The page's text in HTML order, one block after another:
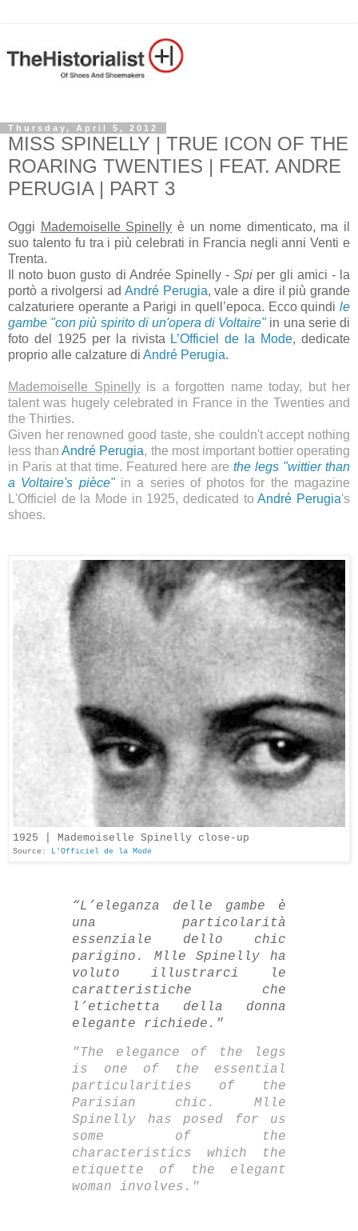
Thursday, April 5, 2012
MISS SPINELLY | TRUE ICON OF THE
ROARING TWENTIES | FEAT. ANDRE
PERUGIA | PART 3
Oggi Mademoiselle Spinelly è un nome dimenticato, ma il
suo talento fu tra i più celebrati in Francia negli anni Venti e
Trenta.
Il noto buon gusto di Andrée Spinelly -Spi per gli amici - la
portò a rivolgersi ad André Perugia, vale a dire il più grande
calzaturiere operante a Parigi in quell’epoca. Ecco quindi le
gambe "con più spirito di un'opera di Voltaire"in una serie di
foto del 1925 per la rivista L’Officiel de la Mode, dedicate
proprio alle calzature di André Perugia.
Mademoiselle Spinellyis a forgotten name today, but her
talent was hugely celebrated in France in the Twenties and
the Thirties.
Given her renowned good taste, she couldn't accept nothing
less thanAndré Perugia, the most important bottier operating
in Paris at that time. Featured here are the legs "wittier than
a Voltaire's pièce"in a series of photos for the magazine
L'Officiel de la Mode in 1925, dedicated toAndré Perugia's
shoes.
1925 | Mademoiselle Spinelly close-up
Source: L'Officiel de la Mode
“L’eleganza delle gambe è
una particolarità
essenziale dello chic
parigino. Mlle Spinelly ha
voluto illustrarci le
caratteristiche che
l’etichetta della donna
elegante richiede."
"The elegance of the legs
is one of the essential
particularities of the
Parisian chic. Mlle
Spinelly has posed for us
some of the
characteristics which the
etiquette of the elegant
woman involves."